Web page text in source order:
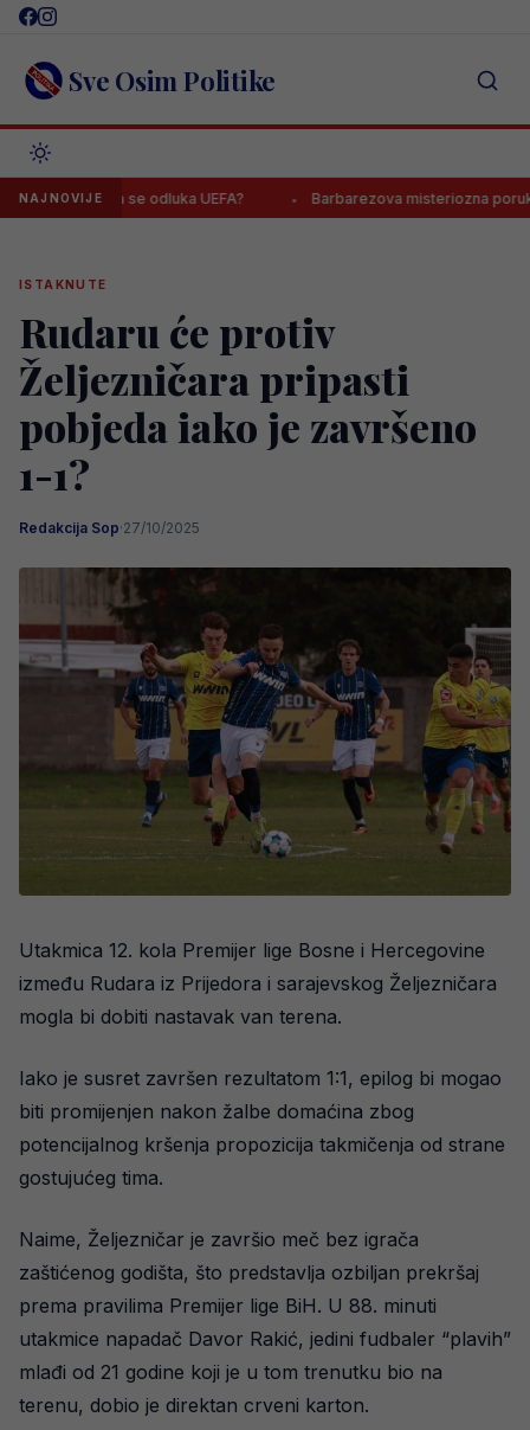
Skip
content Sve Osim Politike
NAJNOVIJE
čeka se odluka UEFA? Barbarezova misteriozna poruka
ISTAKNUTE
Rudaru će protiv
Željezničara pripasti
pobjeda iako je završeno
1-1?
Redakcija Sop·27/10/2025
Utakmica 12. kola Premijer lige Bosne i Hercegovine
između Rudara iz Prijedora i sarajevskog Željezničara
mogla bi dobiti nastavak van terena.
Iako je susret završen rezultatom 1:1, epilog bi mogao
biti promijenjen nakon žalbe domaćina zbog
potencijalnog kršenja propozicija takmičenja od strane
gostujućeg tima.
Naime, Željezničar je završio meč bez igrača
zaštićenog godišta, što predstavlja ozbiljan prekršaj
prema pravilima Premijer lige BiH. U 88. minuti
utakmice napadač Davor Rakić, jedini fudbaler “plavih”
mlađi od 21 godine koji je u tom trenutku bio na
terenu, dobio je direktan crveni karton.